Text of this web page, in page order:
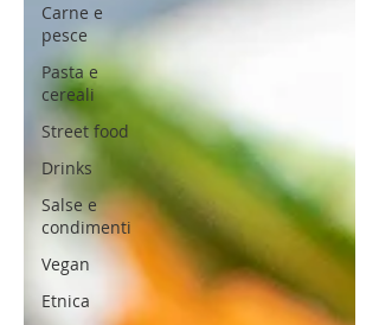
Carne e
pesce
Pasta e
cereali
Street food
Drinks
Salse e
condimenti
Vegan
Etnica